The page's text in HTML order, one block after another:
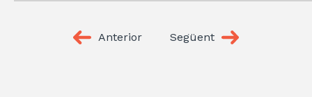
Anterior Següent